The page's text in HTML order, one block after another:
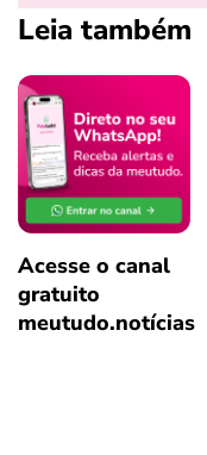
Leia também
Acesse o canal
gratuito
meutudo.notícias